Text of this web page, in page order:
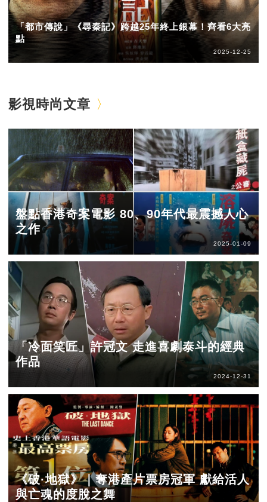
「都市傳說」《尋秦記》跨越25年終上銀幕！齊看6大亮
點
2025-12-25
影視時尚文章
盤點香港奇案電影 80、90年代最震撼人心
之作
2025-01-09
「冷面笑匠」許冠文 走進喜劇泰斗的經典
作品
2024-12-31
《破·地獄》｜奪港產片票房冠軍 獻給活人
與亡魂的度脫之舞